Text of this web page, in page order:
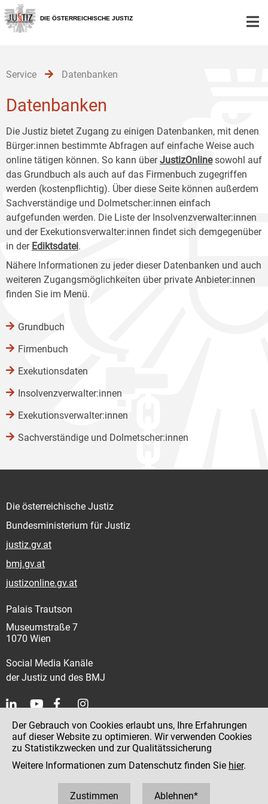
Zur
Hauptnavigation
[1]
Zum
Inhalt
[2]
Zum
Untermenü
[3]
DIE ÖSTERREICHISCHE JUSTIZ
Service Datenbanken
Datenbanken
Die Justiz bietet Zugang zu einigen Datenbanken, mit denen
Bürger:innen bestimmte Abfragen auf einfache Weise auch
online tätigen können. So kann überJustizOnlinesowohl auf
das Grundbuch als auch auf das Firmenbuch zugegriffen
werden (kostenpflichtig). Über diese Seite können außerdem
Sachverständige und Dolmetscher:innen einfach
aufgefunden werden. Die Liste der Insolvenzverwalter:innen
und der Exekutionsverwalter:innen findet sich demgegenüber
in der Ediktsdatei.
Nähere Informationen zu jeder dieser Datenbanken und auch
weiteren Zugangsmöglichkeiten über private Anbieter:innen
finden Sie im Menü.
Grundbuch
Firmenbuch
Exekutionsdaten
Insolvenzverwalter:innen
Exekutionsverwalter:innen
Sachverständige und Dolmetscher:innen
Die österreichische Justiz
Bundesministerium für Justiz
justiz.gv.at
bmj.gv.at
justizonline.gv.at
Palais Trautson
Museumstraße 7
1070 Wien
Social Media Kanäle
der Justiz und des BMJ
Kontakt
Impressum
Datenschutz
Der Gebrauch von Cookies erlaubt uns, Ihre Erfahrungen
auf dieser Website zu optimieren. Wir verwenden Cookies
zu Statistikzwecken und zur Qualitätssicherung
Weitere Informationen zum Datenschutz finden Sie hier.
Zustimmen Ablehnen*